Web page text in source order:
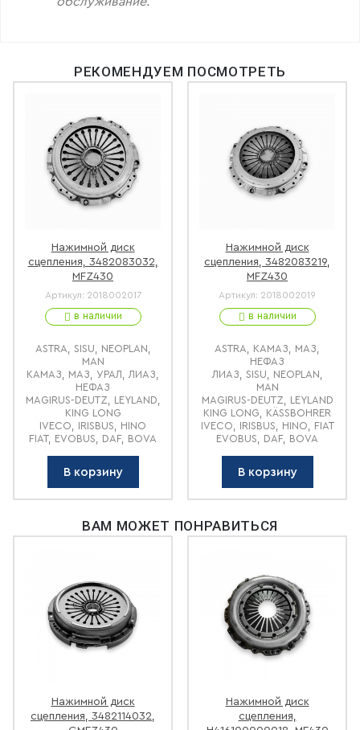
РЕКОМЕНДУЕМ ПОСМОТРЕТЬ
Нажимной диск
сцепления, 3482083032,
MFZ430
Артикул: 2018002017
в наличии
ASTRA, SISU, NEOPLAN,
MAN
КАМАЗ, МАЗ, УРАЛ, ЛИАЗ,
НЕФАЗ
MAGIRUS-DEUTZ, LEYLAND,
KING LONG
IVECO, IRISBUS, HINO
FIAT, EVOBUS, DAF, BOVA
В корзину
Нажимной диск
сцепления, 3482083219,
MFZ430
Артикул: 2018002019
в наличии
ASTRA, КАМАЗ, МАЗ,
НЕФАЗ
ЛИАЗ, SISU, NEOPLAN,
MAN
MAGIRUS-DEUTZ, LEYLAND
KING LONG, KÄSSBOHRER
IVECO, IRISBUS, HINO, FIAT
EVOBUS, DAF, BOVA
В корзину
ВАМ МОЖЕТ ПОНРАВИТЬСЯ
Нажимной диск
сцепления, 3482114032,
Нажимной диск
сцепления,